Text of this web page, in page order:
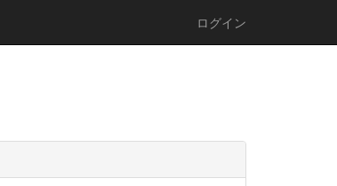
ログイン